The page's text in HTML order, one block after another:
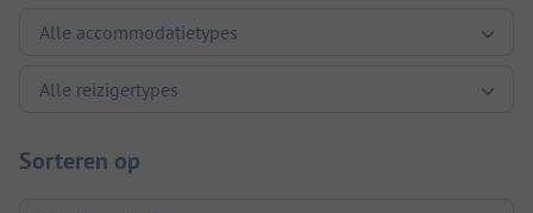
Sorteren op